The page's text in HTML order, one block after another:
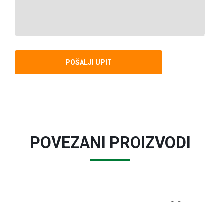
POVEZANI PROIZVODI